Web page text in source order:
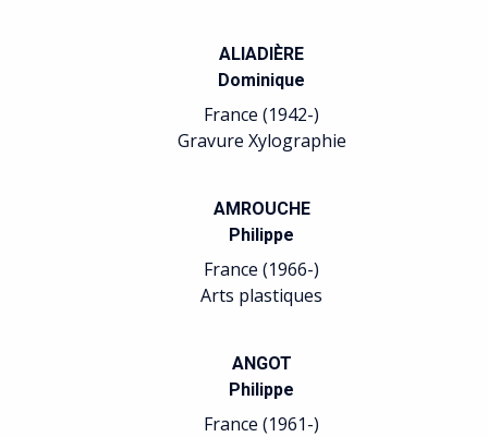
ALIADIÈRE
Dominique
France (1942-)
Gravure Xylographie
AMROUCHE
Philippe
France (1966-)
Arts plastiques
ANGOT
Philippe
France (1961-)